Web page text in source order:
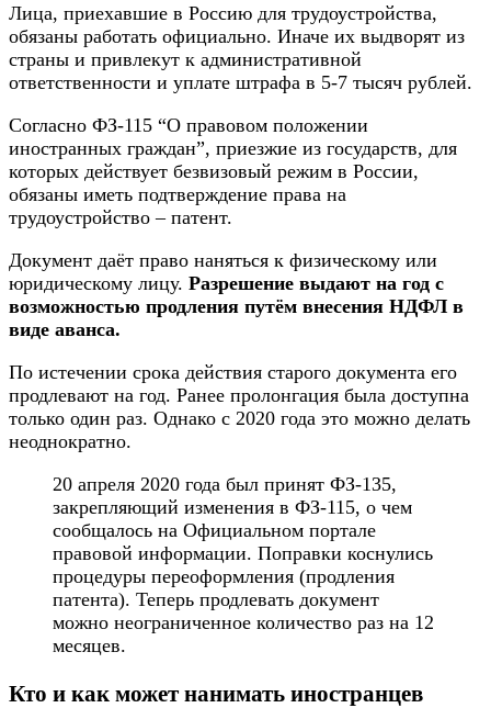
Лица, приехавшие в Россию для трудоустройства,
обязаны работать официально. Иначе их выдворят из
страны и привлекут к административной
ответственности и уплате штрафа в 5-7 тысяч рублей.
Согласно ФЗ-115 “О правовом положении
иностранных граждан”, приезжие из государств, для
которых действует безвизовый режим в России,
обязаны иметь подтверждение права на
трудоустройство – патент.
Документ даёт право наняться к физическому или
юридическому лицу. Разрешение выдают на год с
возможностью продления путём внесения НДФЛ в
виде аванса.
По истечении срока действия старого документа его
продлевают на год. Ранее пролонгация была доступна
только один раз. Однако с 2020 года это можно делать
неоднократно.
20 апреля 2020 года был принят ФЗ-135,
закрепляющий изменения в ФЗ-115, о чем
сообщалось на Официальном портале
правовой информации. Поправки коснулись
процедуры переоформления (продления
патента). Теперь продлевать документ
можно неограниченное количество раз на 12
месяцев.
Кто и как может нанимать иностранцев